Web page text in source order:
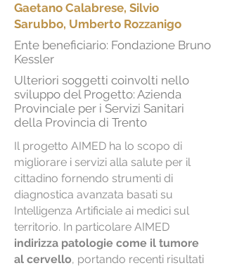
Gaetano Calabrese, Silvio
Sarubbo, Umberto Rozzanigo
Ente beneficiario: Fondazione Bruno
Kessler
Ulteriori soggetti coinvolti nello
sviluppo del Progetto: Azienda
Provinciale per i Servizi Sanitari
della Provincia di Trento
Il progetto AIMED ha lo scopo di
migliorare i servizi alla salute per il
cittadino fornendo strumenti di
diagnostica avanzata basati su
Intelligenza Artificiale ai medici sul
territorio. In particolare AIMED
indirizza patologie come il tumore
al cervello, portando recenti risultati